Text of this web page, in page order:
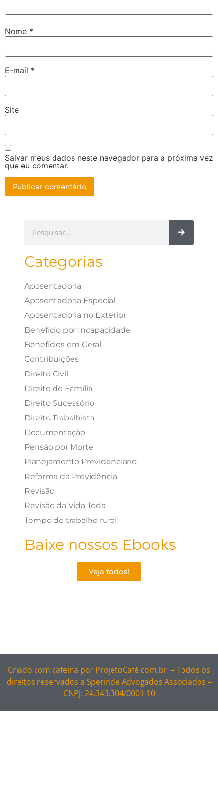
Nome *
E-mail *
Site
Salvar meus dados neste navegador para a próxima vez
que eu comentar.
Categorias
Aposentadoria
Aposentadoria Especial
Aposentadoria no Exterior
Benefício por Incapacidade
Benefícios em Geral
Contribuições
Direito Civíl
Direito de Família
Direito Sucessório
Direito Trabalhista
Documentação
Pensão por Morte
Planejamento Previdenciário
Reforma da Previdência
Revisão
Revisão da Vida Toda
Tempo de trabalho rural
Baixe nossos Ebooks
Veja todos!
Criado com cafeína por ProjetoCafé.com.br –Todos os
direitos reservados a Sperinde Advogados Associados –
CNPJ: 24.343.304/0001-10